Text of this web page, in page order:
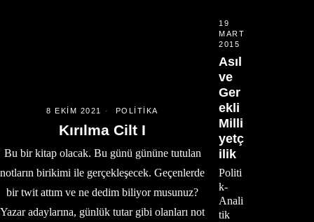
8 EKIM 2021 POLITIKA
Kırılma Cilt I
Bu bir kitap olacak. Bu günü gününe tutulan
notların birikimi ile gerçekleşecek. Geçenlerde
bir twit attım ve ne dedim biliyor musunuz?
Yazar adaylarına, günlük tutar gibi olanları not
19
MART
2015
Asıl
ve
Ger
ekli
Milli
yetç
ilik
Politi
k-
Anali
tik